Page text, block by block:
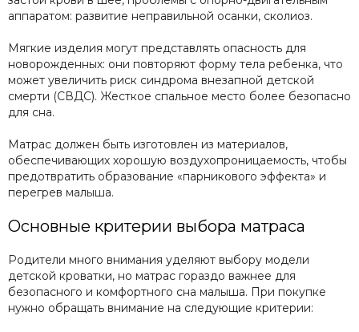
аппаратом: развитие неправильной осанки, сколиоз.
Мягкие изделия могут представлять опасность для
новорожденных: они повторяют форму тела ребенка, что
может увеличить риск синдрома внезапной детской
смерти (СВДС). Жесткое спальное место более безопасно
для сна.
Матрас должен быть изготовлен из материалов,
обеспечивающих хорошую воздухопроницаемость, чтобы
предотвратить образование «парникового эффекта» и
перегрев малыша.
Основные критерии выбора матраса
Родители много внимания уделяют выбору модели
детской кроватки, но матрас гораздо важнее для
безопасного и комфортного сна малыша. При покупке
нужно обращать внимание на следующие критерии: